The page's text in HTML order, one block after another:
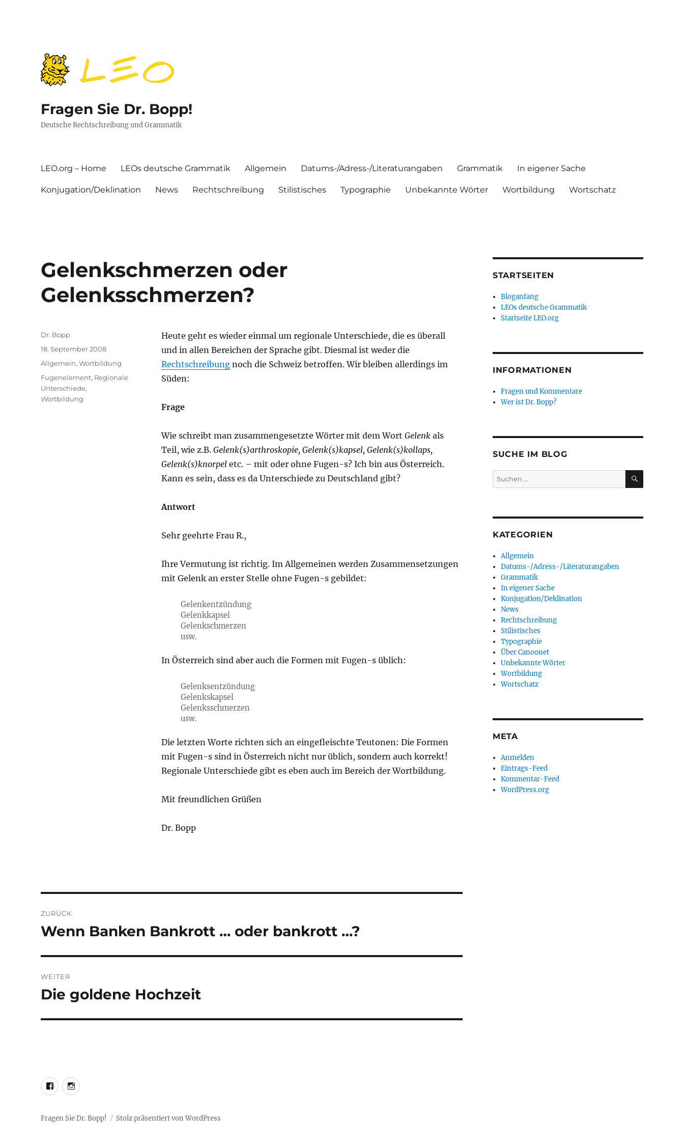
Fragen Sie Dr. Bopp!
Deutsche Rechtschreibung und Grammatik
LEO.org – Home LEOs deutsche Grammatik Allgemein Datums-/Adress-/Literaturangaben Grammatik In eigener Sache
Konjugation/Deklination News Rechtschreibung Stilistisches Typographie Unbekannte Wörter Wortbildung Wortschatz
Gelenkschmerzen oder
Gelenksschmerzen?
Heute geht es wieder einmal um regionale Unterschiede, die es überall
und in allen Bereichen der Sprache gibt. Diesmal ist weder die
Rechtschreibungnoch die Schweiz betroffen. Wir bleiben allerdings im
Süden:
Frage
Wie schreibt man zusammengesetzte Wörter mit dem Wort Gelenkals
Teil, wie z.B. Gelenk(s)arthroskopie, Gelenk(s)kapsel, Gelenk(s)kollaps,
Gelenk(s)knorpeletc. – mit oder ohne Fugen-s? Ich bin aus Österreich.
Kann es sein, dass es da Unterschiede zu Deutschland gibt?
Antwort
Sehr geehrte Frau R.,
Ihre Vermutung ist richtig. Im Allgemeinen werden Zusammensetzungen
mit Gelenk an erster Stelle ohne Fugen-s gebildet:
Gelenkentzündung
Gelenkkapsel
Gelenkschmerzen
usw.
In Österreich sind aber auch die Formen mit Fugen-s üblich:
Gelenksentzündung
Gelenkskapsel
Gelenksschmerzen
usw.
Die letzten Worte richten sich an eingefleischte Teutonen: Die Formen
mit Fugen-s sind in Österreich nicht nur üblich, sondern auch korrekt!
Regionale Unterschiede gibt es eben auch im Bereich der Wortbildung.
Mit freundlichen Grüßen
Dr. Bopp
Autor
Dr. Bopp
Veröffentlicht
am
18. September 2008
Kategorien
Allgemein,Wortbildung
Schlagwörter
Fugenelement, Regionale
Unterschiede,
Wortbildung
ZURÜCK
Vorheriger
Wenn Banken Bankrott … oder bankrott …?
WEITER
Nächster
Die goldene Hochzeit
STARTSEITEN
Bloganfang
LEOs deutsche Grammatik
Startseite LEO.org
INFORMATIONEN
Fragen und Kommentare
Wer ist Dr. Bopp?
SUCHE IM BLOG
Suchen
nach:
SUCHEN
KATEGORIEN
Allgemein
Datums-/Adress-/Literaturangaben
Grammatik
In eigener Sache
Konjugation/Deklination
News
Rechtschreibung
Stilistisches
Typographie
Über Canoonet
Unbekannte Wörter
Wortbildung
Wortschatz
META
Anmelden
Eintrags-Feed
Kommentar-Feed
WordPress.org
LEO@Facebook
LEO@Instagram
Fragen Sie Dr. Bopp! Stolz präsentiert von WordPress